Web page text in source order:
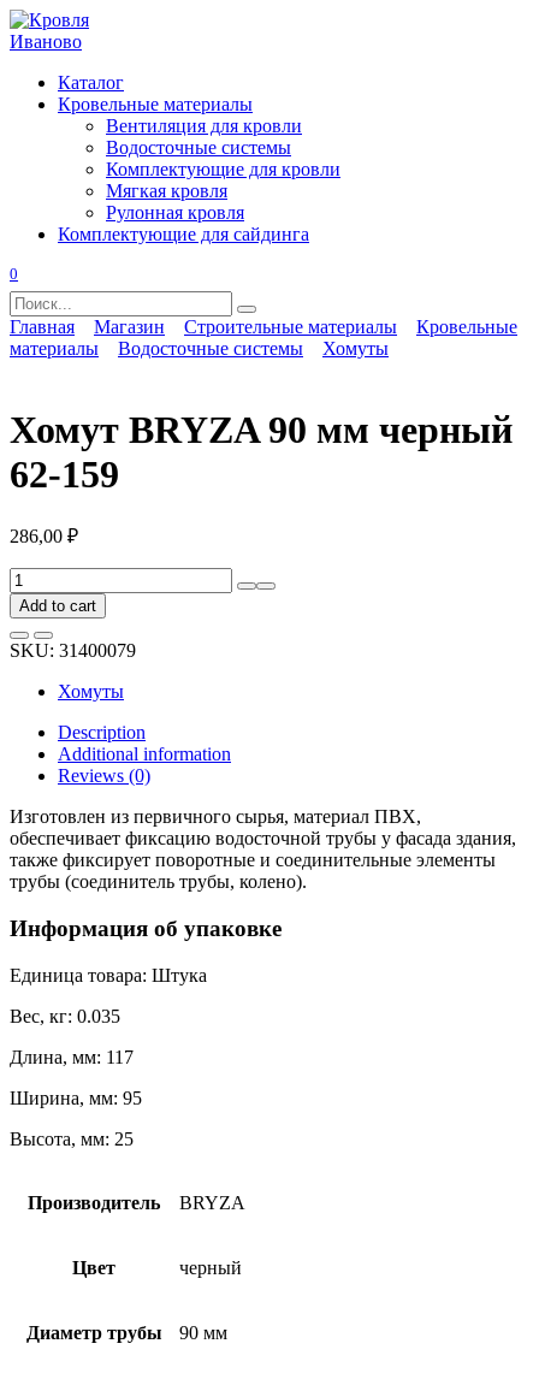
Перейти
к
Каталог
Кровельные материалы
Вентиляция для кровли
Водосточные системы
Комплектующие для кровли
Мягкая кровля
Рулонная кровля
Комплектующие для сайдинга
0
Search
for:
Главная Магазин Строительные материалы
Кровельные
материалы
Водосточные системы Хомуты
Хомут BRYZA 90 мм черный
62-159
286,00 ₽
Хомут
BRYZA
90
мм
черный
quantity
Add to cart
SKU: 31400079
Хомуты
Description
Additional information
Reviews (0)
Изготовлен из первичного сырья, материал ПВХ,
обеспечивает фиксацию водосточной трубы у фасада здания,
также фиксирует поворотные и соединительные элементы
трубы (соединитель трубы, колено).
Информация об упаковке
Единица товара: Штука
Вес, кг: 0.035
Длина, мм: 117
Ширина, мм: 95
Высота, мм: 25
Производитель BRYZA
Цвет черный
Диаметр трубы 90 мм